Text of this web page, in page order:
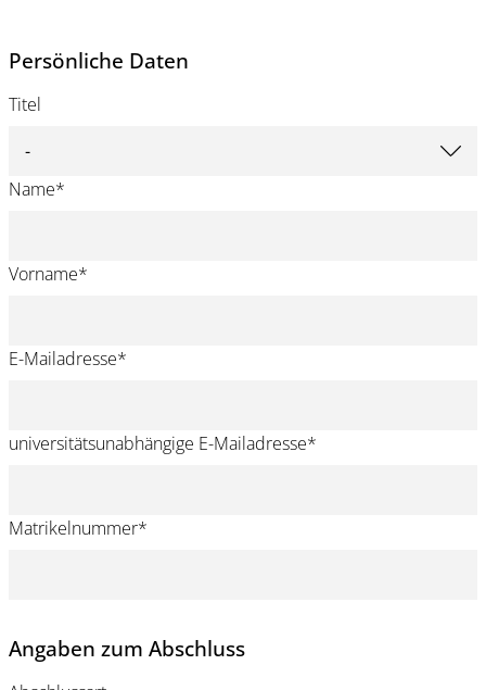
Persönliche Daten
Titel
Name*
Vorname*
E-Mailadresse*
universitätsunabhängige E-Mailadresse*
Matrikelnummer*
Angaben zum Abschluss